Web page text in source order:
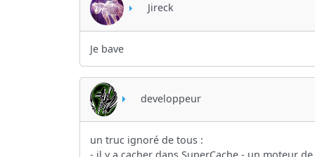
Jireck
Je bave
developpeur
un truc ignoré de tous :
- il y a cacher dans SuperCache - un moteur